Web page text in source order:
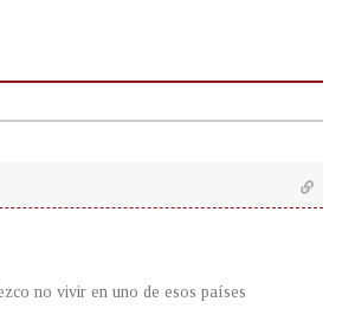
no vivir en uno de esos países